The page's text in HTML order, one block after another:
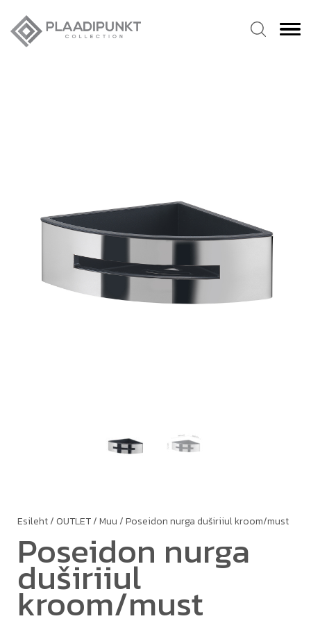
Esileht/OUTLET/Muu / Poseidon nurga duširiiul kroom/must
Poseidon nurga
duširiiul
kroom/must